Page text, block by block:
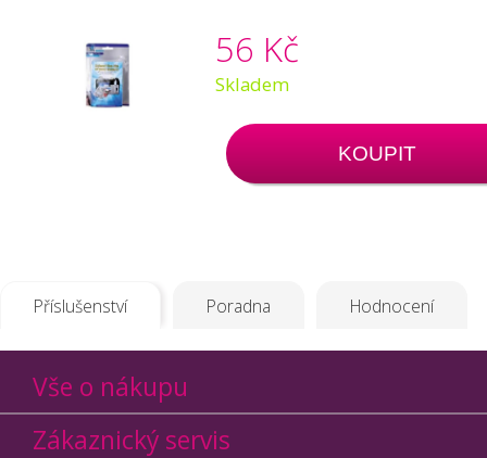
56 Kč
Skladem
KOUPIT
Příslušenství Poradna Hodnocení
Vše o nákupu
Zákaznický servis